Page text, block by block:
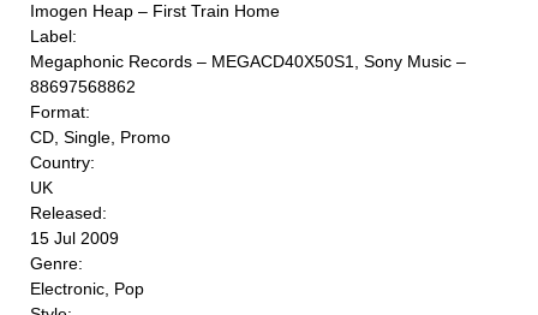
Imogen Heap ‎– First Train Home
Label:
Megaphonic Records ‎– MEGACD40X50S1, Sony Music ‎–
88697568862
Format:
CD, Single, Promo
Country:
UK
Released:
15 Jul 2009
Genre:
Electronic, Pop